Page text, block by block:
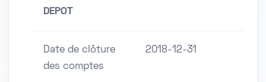
DEPOT
Date de clôture
des comptes
2018-12-31